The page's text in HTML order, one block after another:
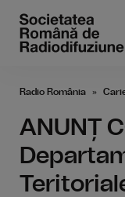
Radio România
ANUNȚ